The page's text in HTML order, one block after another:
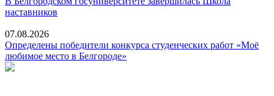
наставников
07.08.2026
Определены победители конкурса студенческих работ «Моё
любимое место в Белгороде»